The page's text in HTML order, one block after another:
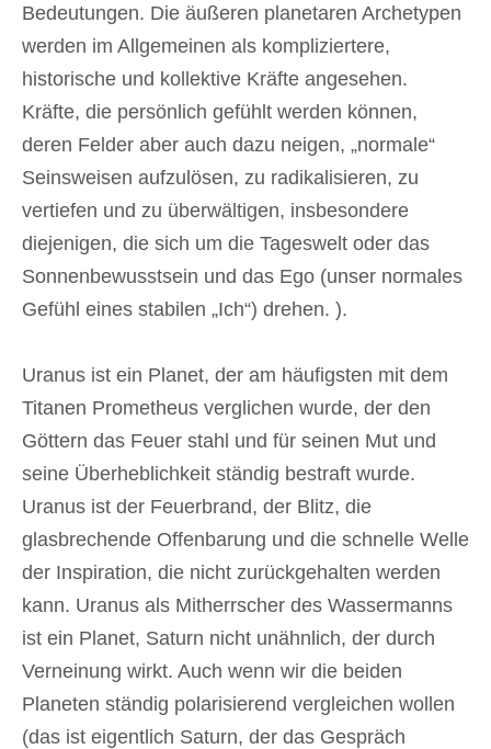
Bedeutungen. Die äußeren planetaren Archetypen
werden im Allgemeinen als kompliziertere,
historische und kollektive Kräfte angesehen.
Kräfte, die persönlich gefühlt werden können,
deren Felder aber auch dazu neigen, „normale“
Seinsweisen aufzulösen, zu radikalisieren, zu
vertiefen und zu überwältigen, insbesondere
diejenigen, die sich um die Tageswelt oder das
Sonnenbewusstsein und das Ego (unser normales
Gefühl eines stabilen „Ich“) drehen. ).
Uranus ist ein Planet, der am häufigsten mit dem
Titanen Prometheus verglichen wurde, der den
Göttern das Feuer stahl und für seinen Mut und
seine Überheblichkeit ständig bestraft wurde.
Uranus ist der Feuerbrand, der Blitz, die
glasbrechende Offenbarung und die schnelle Welle
der Inspiration, die nicht zurückgehalten werden
kann. Uranus als Mitherrscher des Wassermanns
ist ein Planet, Saturn nicht unähnlich, der durch
Verneinung wirkt. Auch wenn wir die beiden
Planeten ständig polarisierend vergleichen wollen
(das ist eigentlich Saturn, der das Gespräch